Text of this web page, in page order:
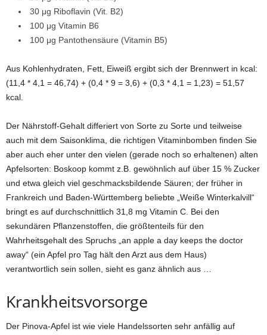
30 μg Riboflavin (Vit. B2)
100 μg Vitamin B6
100 μg Pantothensäure (Vitamin B5)
Aus Kohlenhydraten, Fett, Eiweiß ergibt sich der Brennwert in kcal:
(11,4 * 4,1 = 46,74) + (0,4 * 9 = 3,6) + (0,3 * 4,1 = 1,23) = 51,57
kcal.
Der Nährstoff-Gehalt differiert von Sorte zu Sorte und teilweise
auch mit dem Saisonklima, die richtigen Vitaminbomben finden Sie
aber auch eher unter den vielen (gerade noch so erhaltenen) alten
Apfelsorten: Boskoop kommt z.B. gewöhnlich auf über 15 % Zucker
und etwa gleich viel geschmacksbildende Säuren; der früher in
Frankreich und Baden-Württemberg beliebte „Weiße Winterkalvill“
bringt es auf durchschnittlich 31,8 mg Vitamin C. Bei den
sekundären Pflanzenstoffen, die größtenteils für den
Wahrheitsgehalt des Spruchs „an apple a day keeps the doctor
away“ (ein Apfel pro Tag hält den Arzt aus dem Haus)
verantwortlich sein sollen, sieht es ganz ähnlich aus …
Krankheitsvorsorge
Der Pinova-Apfel ist wie viele Handelssorten sehr anfällig auf